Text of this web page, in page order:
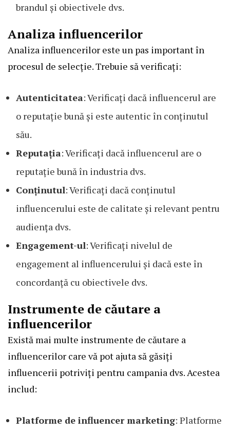
brandul și obiectivele dvs.
Analiza influencerilor
Analiza influencerilor este un pas important în
procesul de selecție. Trebuie să verificați:
Autenticitatea: Verificați dacă influencerul are
o reputație bună și este autentic în conținutul
său.
Reputația: Verificați dacă influencerul are o
reputație bună în industria dvs.
Conținutul: Verificați dacă conținutul
influencerului este de calitate și relevant pentru
audiența dvs.
Engagement-ul: Verificați nivelul de
engagement al influencerului și dacă este în
concordanță cu obiectivele dvs.
Instrumente de căutare a
influencerilor
Există mai multe instrumente de căutare a
influencerilor care vă pot ajuta să găsiți
influencerii potriviți pentru campania dvs. Acestea
includ:
Platforme de influencer marketing: Platforme